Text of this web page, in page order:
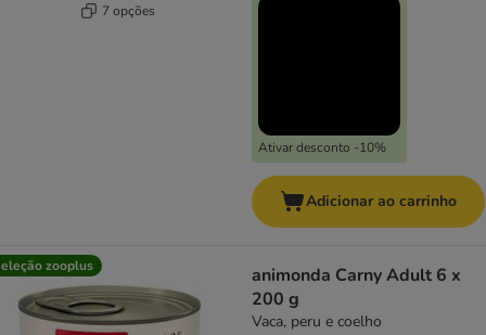
7 opções
Ativar desconto -10%
Adicionar ao carrinho
zooplus
animonda Carny Adult 6 x
200 g
Vaca, peru e coelho